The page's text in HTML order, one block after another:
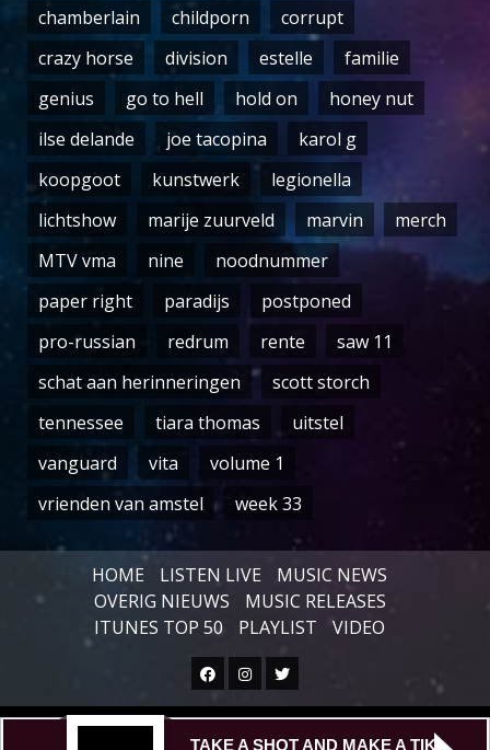
chamberlain
childporn
corrupt
crazy horse
division estelle
familie
genius
go to hell hold on
honey nut
ilse delande
joe tacopina
karol g
koopgoot
kunstwerk
legionella
lichtshow
marije zuurveld marvin
merch
MTV vma
nine
noodnummer
paper right
paradijs
postponed
pro-russian
redrum rente
saw 11
schat aan herinneringen
scott storch
tennessee
tiara thomas
uitstel
vanguard
vita
volume 1
vrienden van amstel
week 33
HOME LISTEN LIVE
MUSIC NEWS
OVERIG NIEUWS
MUSIC RELEASES
ITUNES TOP 50
PLAYLIST VIDEO
Facebook
Instagram
Twitter
Copyright © All rights reserved.
TAKE A SHOT AND MAKE A TIK